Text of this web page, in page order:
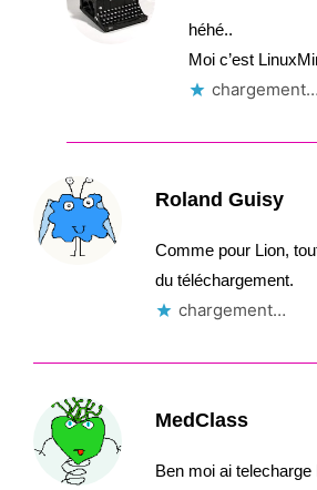
héhé..
Moi c’est
chargement…
Roland Guisy
Comme pour Lion,
du téléchargement.
chargement…
MedClass
Ben moi ai